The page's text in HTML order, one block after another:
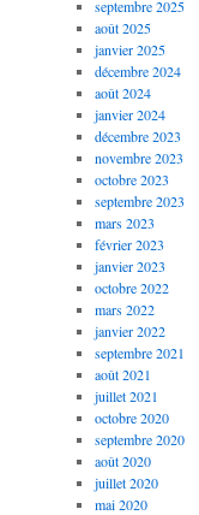
septembre 2025
août 2025
janvier 2025
décembre 2024
août 2024
janvier 2024
décembre 2023
novembre 2023
octobre 2023
septembre 2023
mars 2023
février 2023
janvier 2023
octobre 2022
mars 2022
janvier 2022
septembre 2021
août 2021
juillet 2021
octobre 2020
septembre 2020
août 2020
juillet 2020
mai 2020